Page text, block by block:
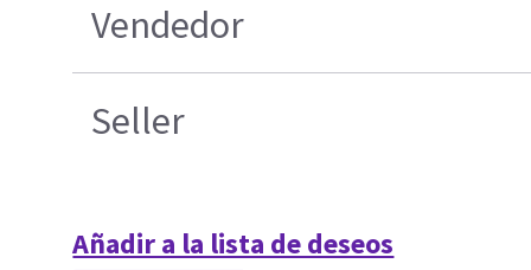
Vendedor
Seller
Añadir a la lista de deseos